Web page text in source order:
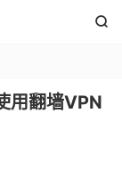

用翻墙VPN